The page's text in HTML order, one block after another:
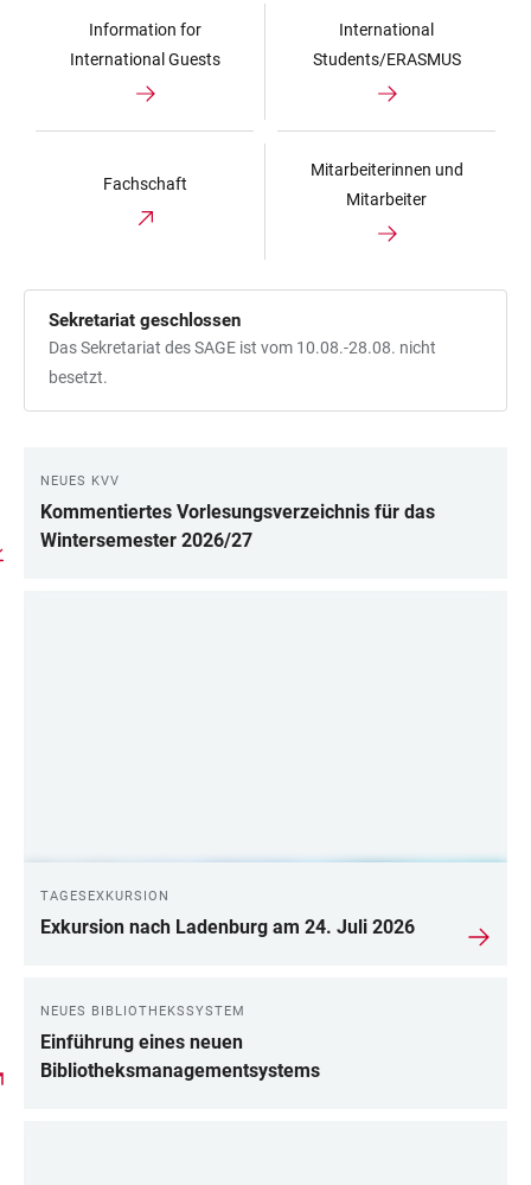
Information for
International Guests
International
Students/ERASMUS
Fachschaft
Mitarbeiterinnen und
Mitarbeiter
Sekretariat geschlossen
Das Sekretariat des SAGE ist vom 10.08.-28.08. nicht
besetzt.
LINKS
NEUES KVV
Kommentiertes Vorlesungsverzeichnis für das
Wintersemester 2026/27
TAGESEXKURSION
Exkursion nach Ladenburg am 24. Juli 2026
NEUES BIBLIOTHEKSSYSTEM
Einführung eines neuen
Bibliotheksmanagementsystems